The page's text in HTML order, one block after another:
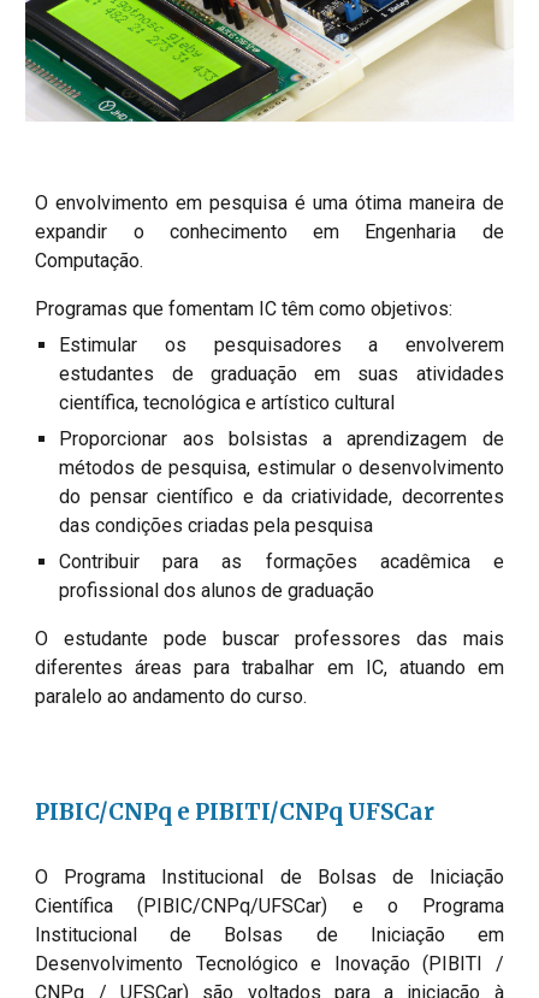
O envolvimento em pesquisa é uma ótima maneira de
expandir o conhecimento em Engenharia de
Computação.
Programas que fomentam IC têm como objetivos:
Estimular os pesquisadores a envolverem
estudantes de graduação em suas atividades
científica, tecnológica e artístico cultural
Proporcionar aos bolsistas a aprendizagem de
métodos de pesquisa, estimular o desenvolvimento
do pensar científico e da criatividade, decorrentes
das condições criadas pela pesquisa
Contribuir para as formações acadêmica e
profissional dos alunos de graduação
O estudante pode buscar professores das mais
diferentes áreas para trabalhar em IC, atuando em
paralelo ao andamento do curso.
PIBIC/CNPq e PIBITI/CNPq UFSCar
O Programa Institucional de Bolsas de Iniciação
Científica (PIBIC/CNPq/UFSCar) e o Programa
Institucional de Bolsas de Iniciação em
Desenvolvimento Tecnológico e Inovação (PIBITI /
CNPq / UFSCar) são voltados para a iniciação à